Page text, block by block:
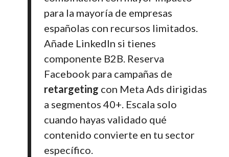
para la mayoría de empresas
españolas con recursos limitados.
Añade LinkedIn si tienes
componente B2B. Reserva
Facebook para campañas de
retargeting con Meta Ads dirigidas
a segmentos 40+. Escala solo
cuando hayas validado qué
contenido convierte en tu sector
específico.